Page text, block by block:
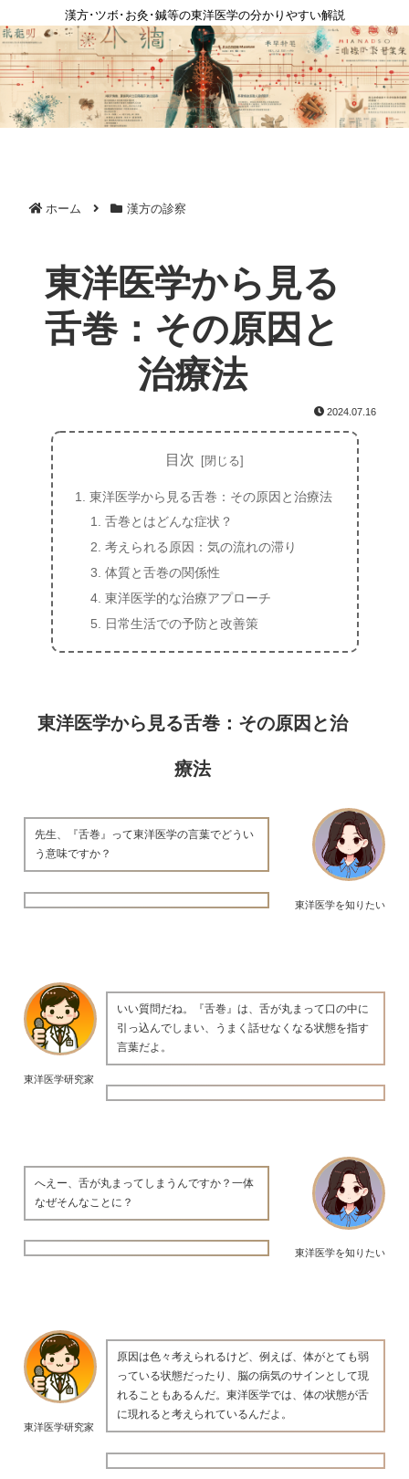
漢方･ツボ･お灸･鍼等の東洋医学の分かりやすい解説
ホーム 漢方の診察
東洋医学から見る
舌巻：その原因と
治療法
2024.07.16
目次
東洋医学から見る舌巻：その原因と治療法
舌巻とはどんな症状？
考えられる原因：気の流れの滞り
体質と舌巻の関係性
東洋医学的な治療アプローチ
日常生活での予防と改善策
東洋医学から見る舌巻：その原因と治
療法
東洋医学を知りたい
先生、『舌巻』って東洋医学の言葉でどうい
う意味ですか？
東洋医学研究家
いい質問だね。『舌巻』は、舌が丸まって口の中に
引っ込んでしまい、うまく話せなくなる状態を指す
言葉だよ。
東洋医学を知りたい
へえー、舌が丸まってしまうんですか？一体
なぜそんなことに？
東洋医学研究家
原因は色々考えられるけど、例えば、体がとても弱
っている状態だったり、脳の病気のサインとして現
れることもあるんだ。東洋医学では、体の状態が舌
に現れると考えられているんだよ。